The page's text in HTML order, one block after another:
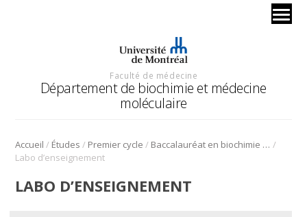
Faculté de médecine
Département de biochimie et médecine
moléculaire
Accueil / Études / Premier cycle / Baccalauréat en biochimie et médecine moléculaire /
Labo d’enseignement
LABO D’ENSEIGNEMENT